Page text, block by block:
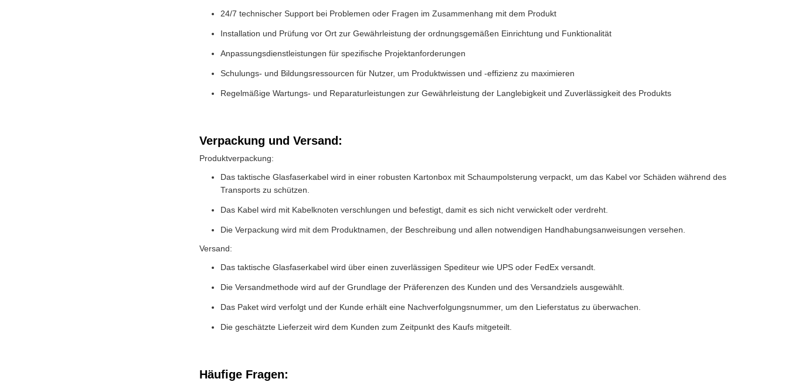
24/7 technischer Support bei Problemen oder Fragen im Zusammenhang mit dem Produkt
Installation und Prüfung vor Ort zur Gewährleistung der ordnungsgemäßen Einrichtung und Funktionalität
Anpassungsdienstleistungen für spezifische Projektanforderungen
Schulungs- und Bildungsressourcen für Nutzer, um Produktwissen und -effizienz zu maximieren
Regelmäßige Wartungs- und Reparaturleistungen zur Gewährleistung der Langlebigkeit und Zuverlässigkeit des Produkts
Verpackung und Versand:
Produktverpackung:
Das taktische Glasfaserkabel wird in einer robusten Kartonbox mit Schaumpolsterung verpackt, um das Kabel vor Schäden während des
Transports zu schützen.
Das Kabel wird mit Kabelknoten verschlungen und befestigt, damit es sich nicht verwickelt oder verdreht.
Die Verpackung wird mit dem Produktnamen, der Beschreibung und allen notwendigen Handhabungsanweisungen versehen.
Versand:
Das taktische Glasfaserkabel wird über einen zuverlässigen Spediteur wie UPS oder FedEx versandt.
Die Versandmethode wird auf der Grundlage der Präferenzen des Kunden und des Versandziels ausgewählt.
Das Paket wird verfolgt und der Kunde erhält eine Nachverfolgungsnummer, um den Lieferstatus zu überwachen.
Die geschätzte Lieferzeit wird dem Kunden zum Zeitpunkt des Kaufs mitgeteilt.
Häufige Fragen: